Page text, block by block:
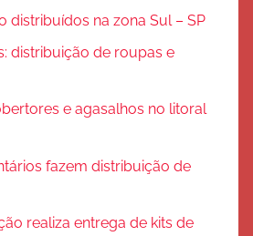
distribuídos na zona Sul – SP
distribuição de roupas e
e agasalhos no litoral
fazem distribuição de
realiza entrega de kits de